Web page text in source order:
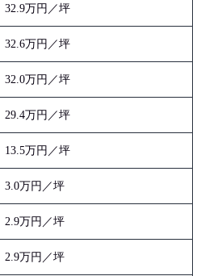
32.9万円／坪
32.6万円／坪
32.0万円／坪
29.4万円／坪
13.5万円／坪
3.0万円／坪
2.9万円／坪
2.9万円／坪